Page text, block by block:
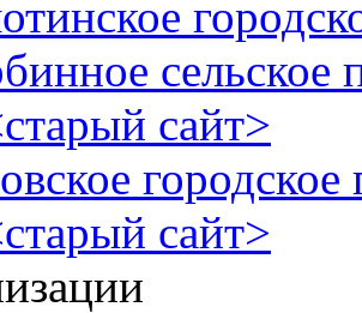
сельское
сайт>
городское
сайт>